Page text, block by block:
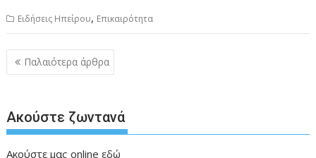
Ειδήσεις Ηπείρου, Επικαιρότητα
Πλοήγηση
άρθρων
Παλαιότερα άρθρα
Ακούστε ζωντανά
Ακούστε μας onlineεδώ